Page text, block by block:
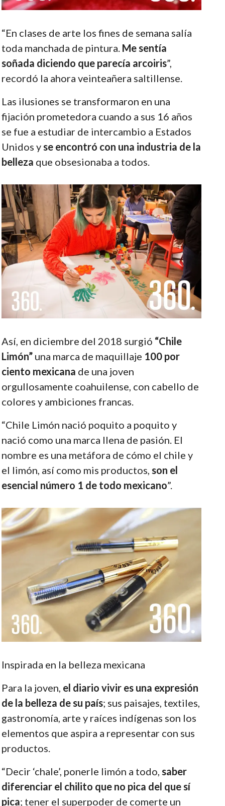
“En clases de arte los fines de semana salía
toda manchada de pintura. Me sentía
soñada diciendo que parecía arcoiris”,
recordó la ahora veinteañera saltillense.
Las ilusiones se transformaron en una
fijación prometedora cuando a sus 16 años
se fue a estudiar de intercambio a Estados
Unidos yse encontró con una industria de la
belleza que obsesionaba a todos.
Así, en diciembre del 2018 surgió “Chile
Limón”una marca de maquillaje 100 por
ciento mexicana de una joven
orgullosamente coahuilense, con cabello de
colores y ambiciones francas.
“Chile Limón nació poquito a poquito y
nació como una marca llena de pasión. El
nombre es una metáfora de cómo el chile y
el limón, así como mis productos, son el
esencial número 1 de todo mexicano”.
Inspirada en la belleza mexicana
Para la joven, el diario vivir es una expresión
de la belleza de su país; sus paisajes, textiles,
gastronomía, arte y raíces indígenas son los
elementos que aspira a representar con sus
productos.
“Decir ‘chale’, ponerle limón a todo, saber
diferenciar el chilito que no pica del que sí
pica; tener el superpoder de comerte un